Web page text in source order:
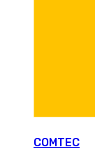
COMTEC